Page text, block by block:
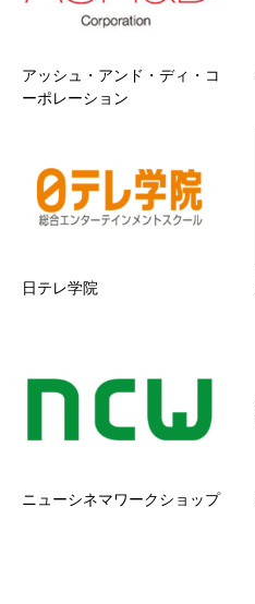
アッシュ・アンド・ディ・コ
ーポレーション
日テレ学院
ニューシネマワークショップ